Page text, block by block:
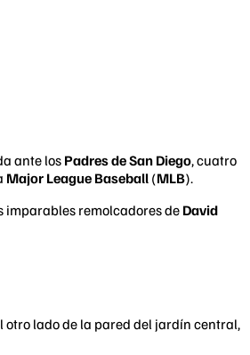
ante los Padres de San Diego, cuatro
Major League Baseball (MLB).
imparables remolcadores deDavid
lado de la pared del jardín central,